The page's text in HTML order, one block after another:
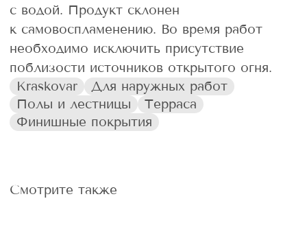
с водой. Продукт склонен
к самовоспламенению. Во время работ
необходимо исключить присутствие
поблизости источников открытого огня.
Kraskovar
Для наружных работ
Полы и лестницы
Терраса
Финишные покрытия
Смотрите также